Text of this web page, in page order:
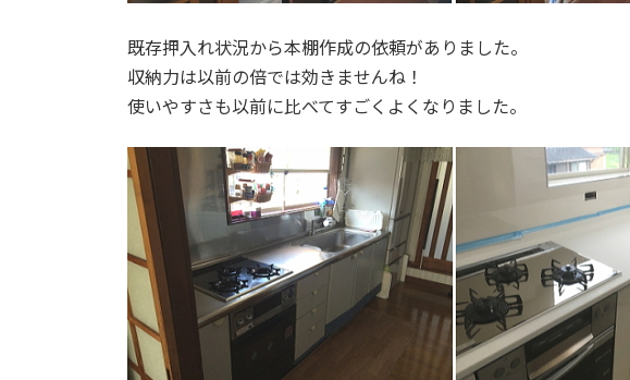
既存押入れ状況から本棚作成の依頼がありました。
収納力は以前の倍では効きませんね！
使いやすさも以前に比べてすごくよくなりました。